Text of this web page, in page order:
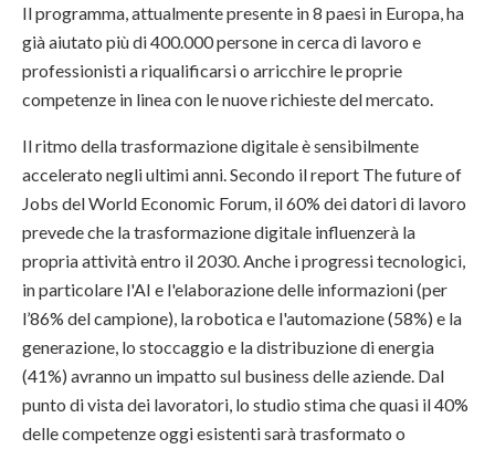
Il programma, attualmente presente in 8 paesi in Europa, ha
già aiutato più di 400.000 persone in cerca di lavoro e
professionisti a riqualificarsi o arricchire le proprie
competenze in linea con le nuove richieste del mercato.
Il ritmo della trasformazione digitale è sensibilmente
accelerato negli ultimi anni. Secondo il report The future of
Jobs del World Economic Forum, il 60% dei datori di lavoro
prevede che la trasformazione digitale influenzerà la
propria attività entro il 2030. Anche i progressi tecnologici,
in particolare l'AI e l'elaborazione delle informazioni (per
l’86% del campione), la robotica e l'automazione (58%) e la
generazione, lo stoccaggio e la distribuzione di energia
(41%) avranno un impatto sul business delle aziende. Dal
punto di vista dei lavoratori, lo studio stima che quasi il 40%
delle competenze oggi esistenti sarà trasformato o